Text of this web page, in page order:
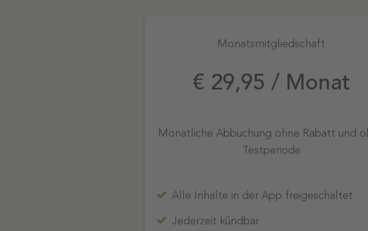
Monatsmitgliedschaft
€ 29,95 / Monat
Monatliche Abbuchung ohne Rabatt und
Testperiode
Alle Inhalte in der App freigeschaltet
Jederzeit kündbar